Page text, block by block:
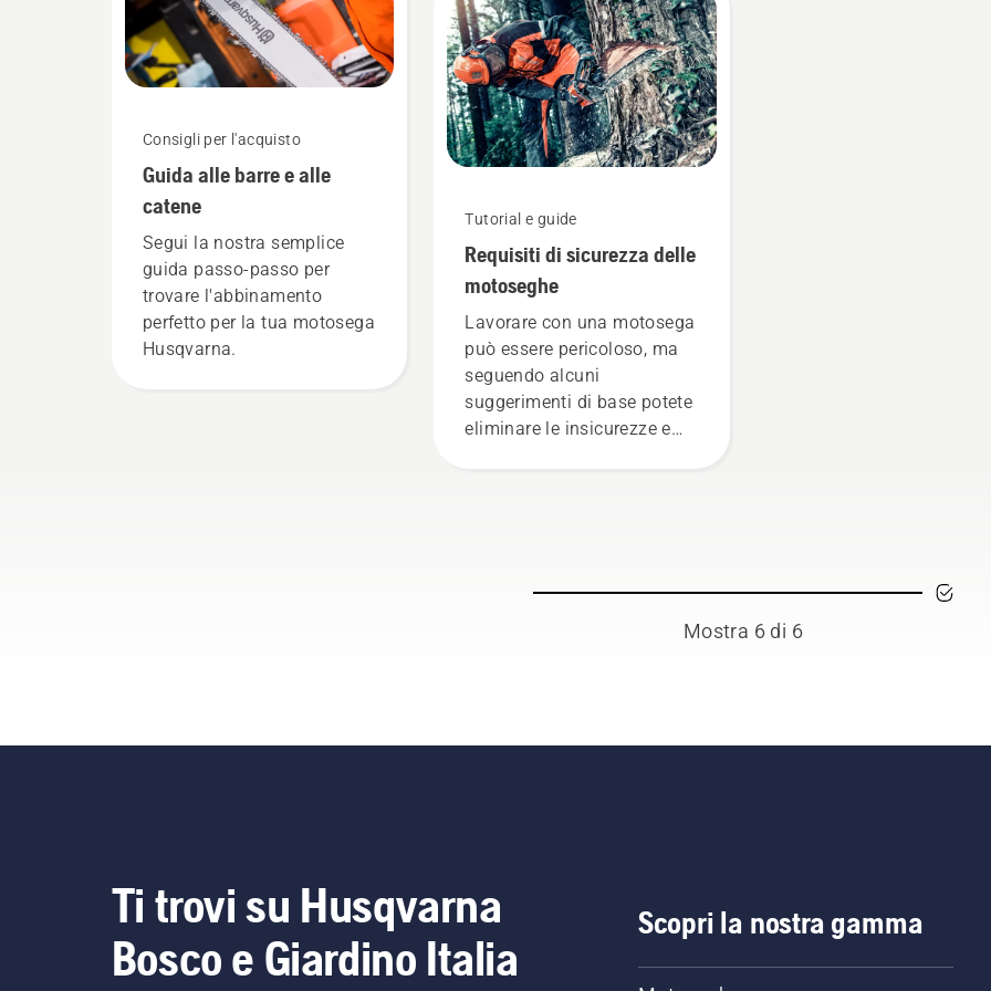
Consigli per l'acquisto
Guida alle barre e alle
catene
Segui la nostra semplice
guida passo-passo per
trovare l'abbinamento
perfetto per la tua motosega
Husqvarna.
i nostri utenti più esigenti.
Tutorial e guide
Requisiti di sicurezza delle
motoseghe
Lavorare con una motosega
può essere pericoloso, ma
seguendo alcuni
suggerimenti di base potete
eliminare le insicurezze e
Mostra 6 di 6
Ti trovi su Husqvarna
Bosco e Giardino Italia
Scopri la nostra gamma